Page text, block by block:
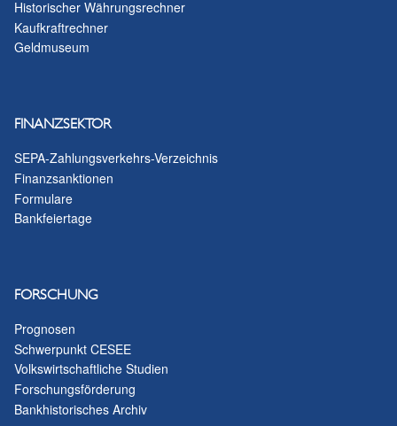
Historischer Währungsrechner
Kaufkraftrechner
Geldmuseum
FINANZSEKTOR
SEPA-Zahlungsverkehrs-Verzeichnis
Finanzsanktionen
Formulare
Bankfeiertage
FORSCHUNG
Prognosen
Schwerpunkt CESEE
Volkswirtschaftliche Studien
Forschungsförderung
Bankhistorisches Archiv